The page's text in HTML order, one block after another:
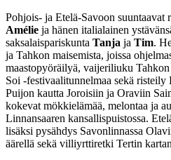
Pohjois- ja Etelä-Savoon suuntaavat
Amélie ja hänen italialainen
saksalaispariskunta Tanja ja Tim.
ja Tahkon maisemista, joissa
maastopyöräilyä, vaijeriliuku
Soi -festivaalitunnelmaa sekä
Puijon kautta Joroisiin ja Oraviin
kokevat mökkielämää, melontaa ja
Linnansaaren kansallispuistossa.
lisäksi pysähdys Savonlinnassa
äärellä sekä villiyrttiretki Tertin